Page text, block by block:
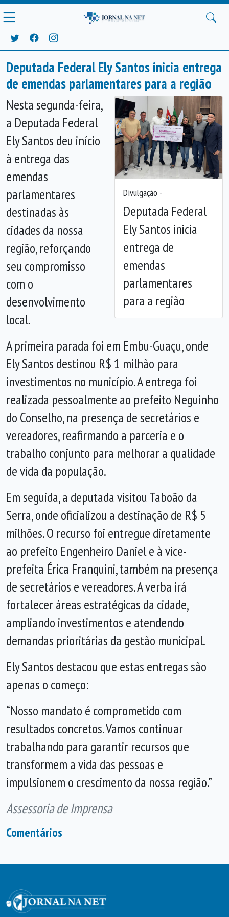
Deputada Federal Ely Santos inicia entrega
de emendas parlamentares para a região
Divulgação -
Deputada Federal
Ely Santos inicia
entrega de
emendas
parlamentares
para a região
Anterior
Nesta segunda-feira,
a Deputada Federal
Ely Santos deu início
à entrega das
emendas
parlamentares
destinadas às
cidades da nossa
região, reforçando
seu compromisso
com o
desenvolvimento
local.
A primeira parada foi em Embu-Guaçu, onde
Ely Santos destinou R$ 1 milhão para
investimentos no município. A entrega foi
realizada pessoalmente ao prefeito Neguinho
do Conselho, na presença de secretários e
vereadores, reafirmando a parceria e o
trabalho conjunto para melhorar a qualidade
de vida da população.
Em seguida, a deputada visitou Taboão da
Serra, onde oficializou a destinação de R$ 5
milhões. O recurso foi entregue diretamente
ao prefeito Engenheiro Daniel e à vice-
prefeita Érica Franquini, também na presença
de secretários e vereadores. A verba irá
fortalecer áreas estratégicas da cidade,
ampliando investimentos e atendendo
demandas prioritárias da gestão municipal.
Ely Santos destacou que estas entregas são
apenas o começo:
“Nosso mandato é comprometido com
resultados concretos. Vamos continuar
trabalhando para garantir recursos que
transformem a vida das pessoas e
impulsionem o crescimento da nossa região.”
Assessoria de Imprensa
Comentários